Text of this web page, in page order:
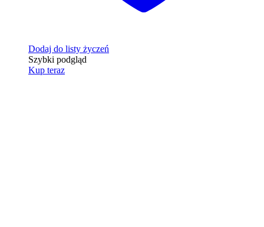
Dodaj do listy życzeń
Szybki podgląd
Kup teraz